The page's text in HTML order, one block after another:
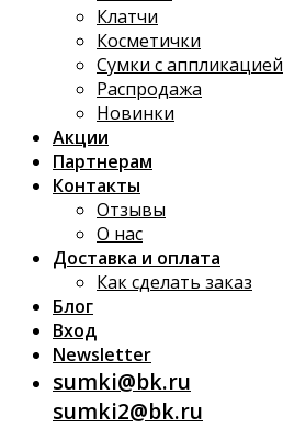
Клатчи
Косметички
Сумки с аппликацией
Распродажа
Новинки
Акции
Партнерам
Контакты
Отзывы
О нас
Доставка и оплата
Как сделать заказ
Блог
Вход
Newsletter
sumki@bk.ru
sumki2@bk.ru